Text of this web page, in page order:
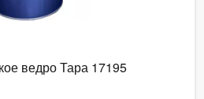
ведро Тара 17195